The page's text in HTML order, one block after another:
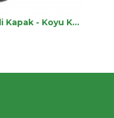
Venco İphone 15 Pro Perma Desenli Kapak - Koyu Kahve